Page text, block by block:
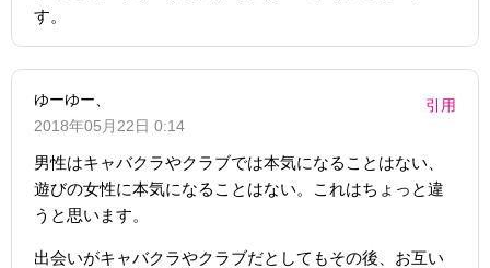
す。
ゆーゆー、
2018年05月22日 0:14
引用
男性はキャバクラやクラブでは本気になることはない、
遊びの女性に本気になることはない。これはちょっと違
うと思います。
出会いがキャバクラやクラブだとしてもその後、お互い